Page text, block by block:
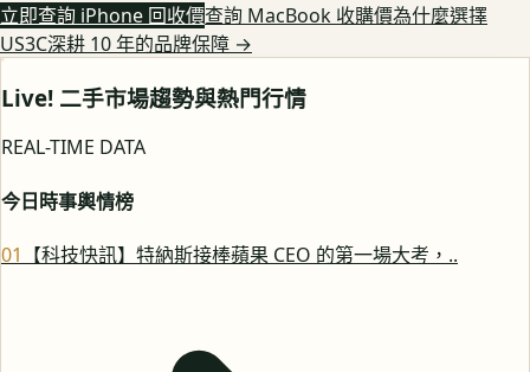
立即查詢 iPhone 回收價查詢 MacBook 收購價為什麼選擇
US3C深耕 10 年的品牌保障 →
Live! 二手市場趨勢與熱門行情
REAL-TIME DATA
今日時事輿情榜
01 【科技快訊】特納斯接棒蘋果 CEO 的第一場大考，..